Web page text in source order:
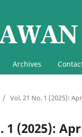
Archives
/ Vol. 21 No. 1 (2025):
1 (2025):